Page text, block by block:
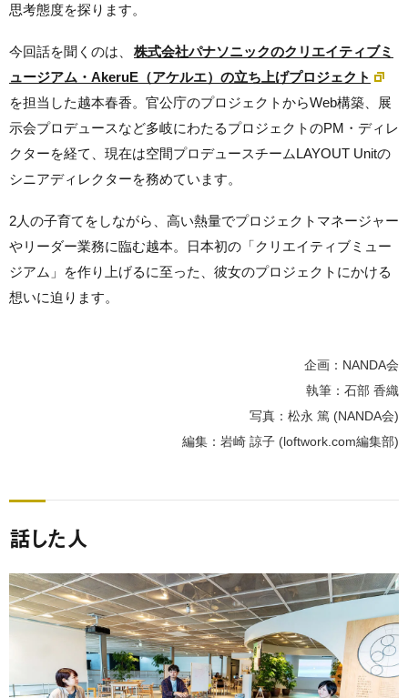
思考態度を探ります。
今回話を聞くのは、
株式会社パナソニックのクリエイティブミ
ュージアム・AkeruE（アケルエ）の立ち上げプロジェクト
を担当した越本春香。官公庁のプロジェクトからWeb構築、展
示会プロデュースなど多岐にわたるプロジェクトのPM・ディレ
クターを経て、現在は空間プロデュースチームLAYOUT Unitの
シニアディレクターを務めています。
2人の子育てをしながら、高い熱量でプロジェクトマネージャー
やリーダー業務に臨む越本。日本初の「クリエイティブミュー
ジアム」を作り上げるに至った、彼女のプロジェクトにかける
想いに迫ります。
企画：NANDA会
執筆：石部 香織
写真：松永 篤 (NANDA会)
編集：岩崎 諒子 (loftwork.com編集部)
話した人